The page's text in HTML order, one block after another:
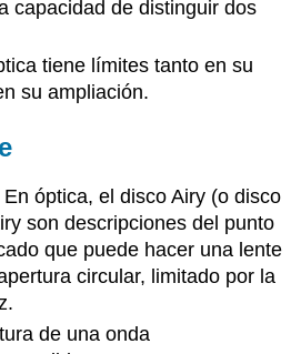
capacidad de distinguir dos
tiene límites tanto en su
su ampliación.
En óptica, el disco Airy (o disco
son descripciones del punto
que puede hacer una lente
circular, limitado por la
de una onda